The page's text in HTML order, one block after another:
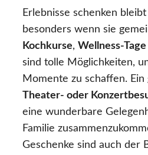
Erlebnisse schenken
besonders wenn sie
Kochkurse, Wellness-Tage
sind tolle Möglichkeiten,
Momente zu schaffen. Ein
Theater- oder
eine wunderbare
Familie
Geschenke sind auch der